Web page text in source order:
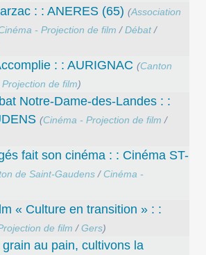
: : ANERES (65) (Association
- Projection de film /Débat/
: : AURIGNAC (Canton
de film)
Notre-Dame-des-Landes : :
(Cinéma - Projection de film /
fait son cinéma : : Cinéma ST-
de Saint-Gaudens / Cinéma -
« Culture en transition » : :
de film /Gers)
au pain, cultivons la